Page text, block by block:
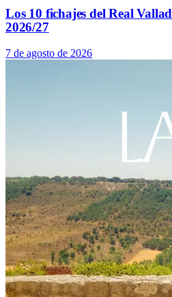
Los 10 fichajes del Real
2026/27
7 de agosto de 2026